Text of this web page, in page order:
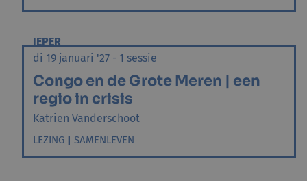
IEPER
di 19 januari '27 - 1 sessie
Congo en de Grote Meren | een
regio in crisis
Katrien Vanderschoot
LEZING | SAMENLEVEN